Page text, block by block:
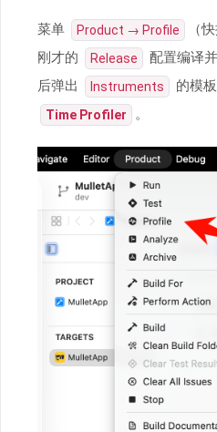
菜单 Product → Profile （
刚才的
Release 配置编译
后弹出
Instruments 的模
Time Profiler 。